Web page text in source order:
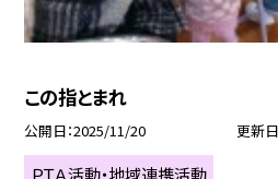
この指とまれ
公開日 2025/11/20 更新日
ＰＴＡ活動・地域連携活動